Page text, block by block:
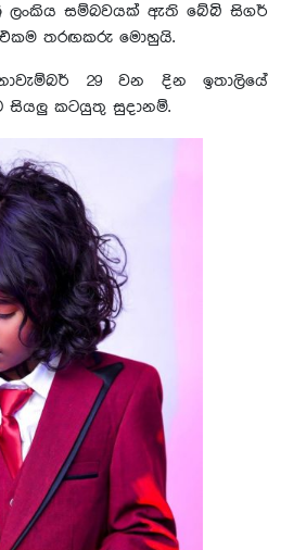
ලංකිය සම්බවයක් ඇති බේබි සිගර්
එකම තරඟකරු මොහුයි.
29 වන දින ඉතාලියේ
සියලු කටයුතු සුදානම්.